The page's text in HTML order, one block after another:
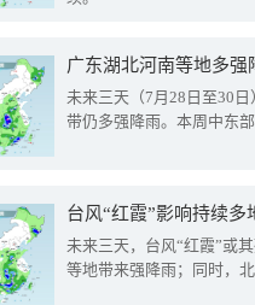
广东湖北河南等地多
未来三天（7月28日至30
带仍多强降雨。本周中东
台风“红霞”影响持续
未来三天，台风“红霞”或
等地带来强降雨；同时，